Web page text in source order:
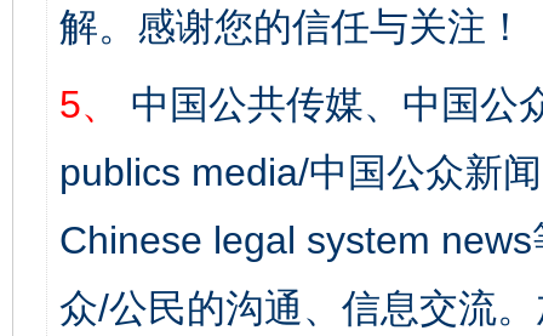
解。感谢您的信任与关注！
5、
中国公共传媒、中国公
publics media/中国公众新
Chinese legal system
众/公民的沟通、信息交流